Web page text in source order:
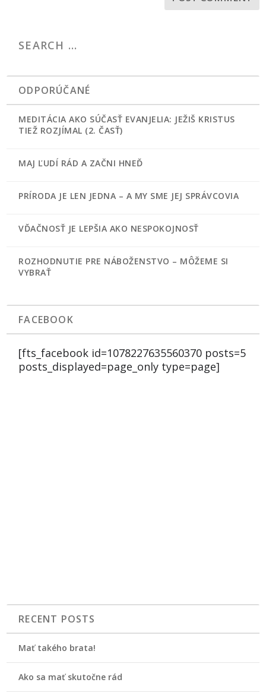
ODPORÚČANÉ
MEDITÁCIA AKO SÚČASŤ EVANJELIA: JEŽIŠ KRISTUS
TIEŽ ROZJÍMAL (2. ČASŤ)
MAJ ĽUDÍ RÁD A ZAČNI HNEĎ
PRÍRODA JE LEN JEDNA – A MY SME JEJ SPRÁVCOVIA
VĎAČNOSŤ JE LEPŠIA AKO NESPOKOJNOSŤ
ROZHODNUTIE PRE NÁBOŽENSTVO – MÔŽEME SI
VYBRAŤ
FACEBOOK
[fts_facebook id=1078227635560370 posts=5
posts_displayed=page_only type=page]
RECENT POSTS
Mať takého brata!
Ako sa mať skutočne rád